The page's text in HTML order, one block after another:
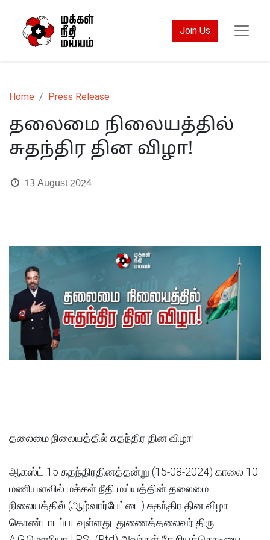
Join Us
Home Press Release
தலைமை நிலையத்தில்
சுதந்திர தின விழா!
13 August 2024
தலைமை நிலையத்தில் சுதந்திர தின விழா!
ஆகஸ்ட் 15 சுதந்திரதினத்தன்று (15-08-2024) காலை 10
மணியளவில் மக்கள் நீதி மய்யத்தின் தலைமை
நிலையத்தில் (ஆழ்வார்பேட்டை) சுதந்திர தின விழா
கொண்டாடப்படவுள்ளது. துணைத்தலைவர் திரு.